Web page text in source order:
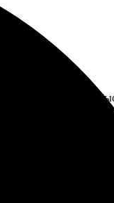
Менеджеры
ожидания. Теперь у